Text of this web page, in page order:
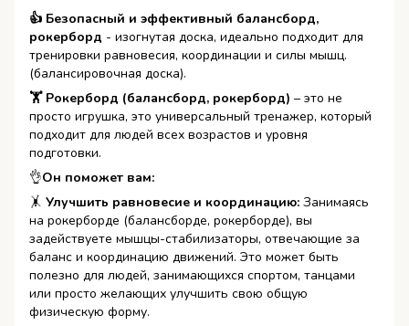
👍 Безопасный и эффективный балансборд,
рокерборд - изогнутая доска, идеально подходит для
тренировки равновесия, координации и силы мышц.
(балансировочная доска).
🏋 Рокерборд (балансборд, рокерборд) – это не
просто игрушка, это универсальный тренажер, который
подходит для людей всех возрастов и уровня
подготовки.
👌️Он поможет вам:
🤸️ Улучшить равновесие и координацию: Занимаясь
на рокерборде (балансборде, рокерборде), вы
задействуете мышцы-стабилизаторы, отвечающие за
баланс и координацию движений. Это может быть
полезно для людей, занимающихся спортом, танцами
или просто желающих улучшить свою общую
физическую форму.